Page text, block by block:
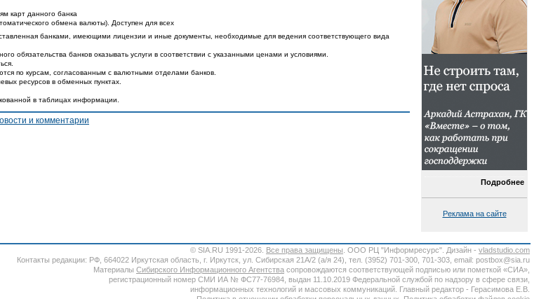
карт данного банка
обмена валюты). Доступен для всех
банками, имеющими лицензии и иные документы, необходимые для ведения соответствующего вида
обязательства банков оказывать услуги в соответствии с указанными ценами и условиями.
по курсам, согласованным с валютными отделами банков.
ресурсов в обменных пунктах.
в таблицах информации.
и комментарии
Подробнее
Реклама на сайте
© SIA.RU 1991-2026. Все права защищены . ООО РЦ "Информресурс". Дизайн - vladstudio.com
Контакты редакции: РФ, 664022 Иркутская область, г. Иркутск, ул. Сибирская 21А/2 (а/я 24), тел. (3952) 701-300, 701-303, email: postbox@sia.ru
Материалы Сибирского Информационного Агентства сопровождаются соответствующей подписью или пометкой «СИА»,
регистрационный номер СМИ ИА № ФС77-76984, выдан 11.10.2019 Федеральной службой по надзору в сфере связи,
информационных технологий и массовых коммуникаций. Главный редактор - Герасимова Е.В.